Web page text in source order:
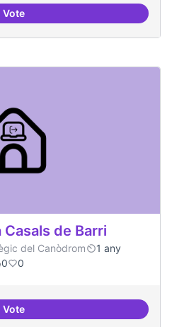
VoteEspai acompanyament periòdic
Casals de Barri
del Canòdrom
1 any
0 0
VoteFormació FLOSS a Casals de